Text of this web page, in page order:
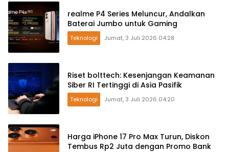
realme P4 Series Meluncur, Andalkan
Baterai Jumbo untuk Gaming
Teknologi Jumat, 3 Juli 2026 04:28
Riset bolttech: Kesenjangan Keamanan
Siber RI Tertinggi di Asia Pasifik
Teknologi Jumat, 3 Juli 2026 04:20
Harga iPhone 17 Pro Max Turun, Diskon
Tembus Rp2 Juta dengan Promo Bank